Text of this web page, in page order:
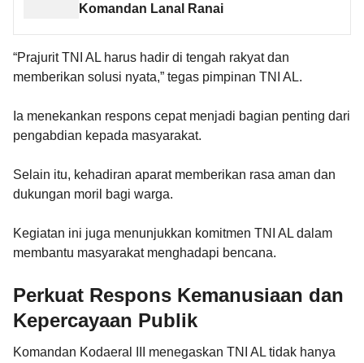
Komandan Lanal Ranai
“Prajurit TNI AL harus hadir di tengah rakyat dan
memberikan solusi nyata,” tegas pimpinan TNI AL.
Ia menekankan respons cepat menjadi bagian penting dari
pengabdian kepada masyarakat.
Selain itu, kehadiran aparat memberikan rasa aman dan
dukungan moril bagi warga.
Kegiatan ini juga menunjukkan komitmen TNI AL dalam
membantu masyarakat menghadapi bencana.
Perkuat Respons Kemanusiaan dan
Kepercayaan Publik
Komandan Kodaeral III menegaskan TNI AL tidak hanya